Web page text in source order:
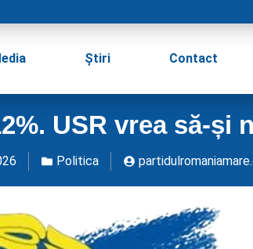
Știri Contact
USR vrea să-și
Politica